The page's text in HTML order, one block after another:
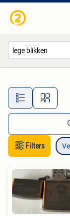
Filters